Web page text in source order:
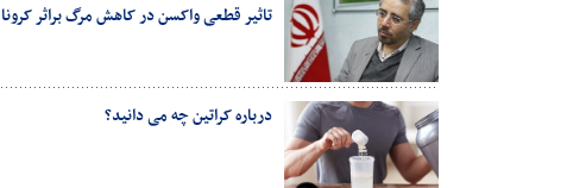
تاثیر قطعی واکسن‌ در کاهش مرگ براثر کرونا
درباره کراتین چه می دانید؟